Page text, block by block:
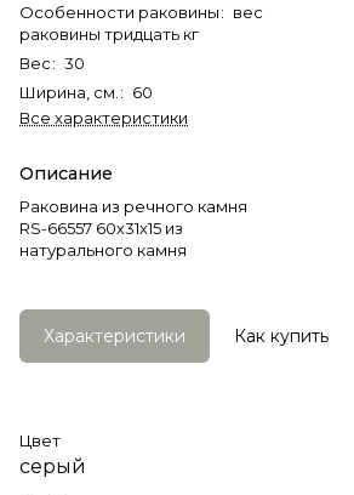
Особенности раковины: вес
раковины тридцать кг
Вес: 30
Ширина, см. : 60
Все характеристики
Описание
Раковина из речного камня
RS-66557 60х31х15 из
натурального камня
Характеристики Как купить
Цвет
серый